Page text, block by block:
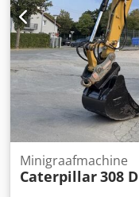
Minigraafmachine
Caterpillar308 D